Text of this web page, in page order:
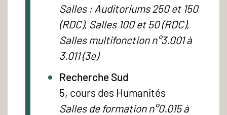
Salles : Auditoriums 250 et 150
(RDC), Salles 100 et 50 (RDC),
Salles multifonction n°3.001 à
3.011 (3e)
Recherche Sud
5, cours des Humanités
Salles de formation n°0.015 à